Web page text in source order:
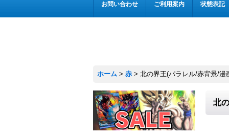
お問い合わせ ご利用案内 状態表記
ホーム > 赤 > 北の界王(パラレル/赤背景/
北